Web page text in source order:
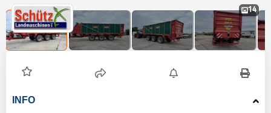
14
INFO